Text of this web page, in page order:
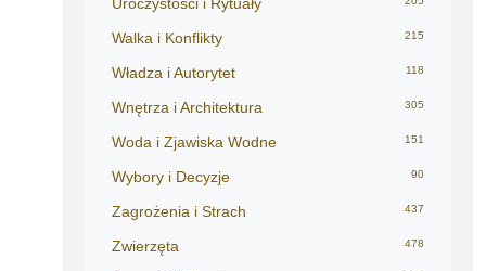
Walka i Konflikty 215
Władza i Autorytet 118
Wnętrza i Architektura 305
Woda i Zjawiska Wodne 151
Wybory i Decyzje 90
Zagrożenia i Strach 437
Zwierzęta 478